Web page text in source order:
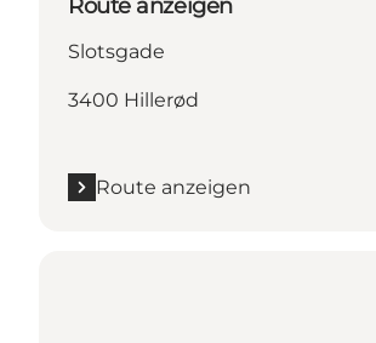
Route anzeigen
Slotsgade
3400 Hillerød
Route anzeigen